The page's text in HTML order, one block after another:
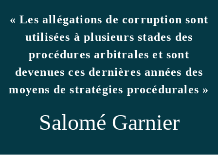
« Les allégations de corruption sont
utilisées à plusieurs stades des
procédures arbitrales et sont
devenues ces dernières années des
moyens de stratégies procédurales »
Salomé Garnier